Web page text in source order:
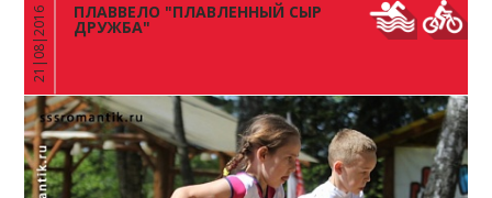
21|08|2016 ПЛАВВЕЛО "ПЛАВЛЕННЫЙ СЫР
ДРУЖБА"